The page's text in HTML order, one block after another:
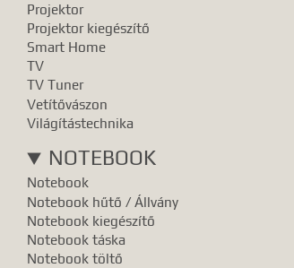
Projektor
Projektor kiegészítő
Smart Home
TV
TV Tuner
Vetítővászon
Világítástechnika
NOTEBOOK
Notebook
Notebook hűtő / Állvány
Notebook kiegészítő
Notebook táska
Notebook töltő